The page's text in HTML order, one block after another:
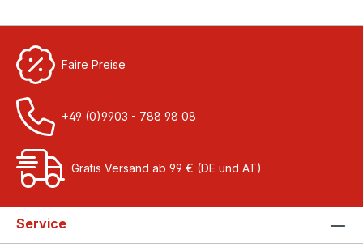
Faire Preise
+49 (0)9903 - 788 98 08
Gratis Versand ab 99 € (DE und AT)
Service